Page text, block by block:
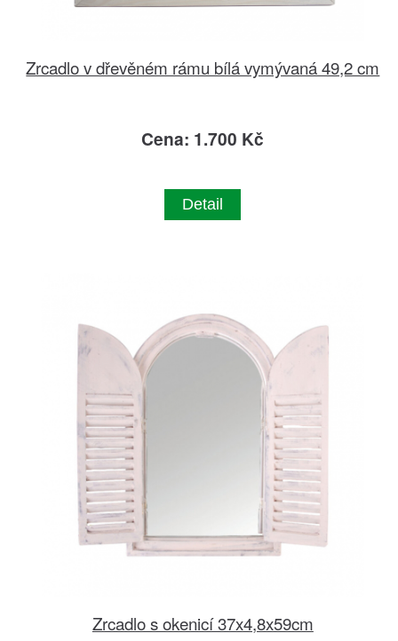
Zrcadlo v dřevěném rámu bílá vymývaná 49,2 cm
Cena: 1.700 Kč
Detail
Zrcadlo s okenicí 37x4,8x59cm